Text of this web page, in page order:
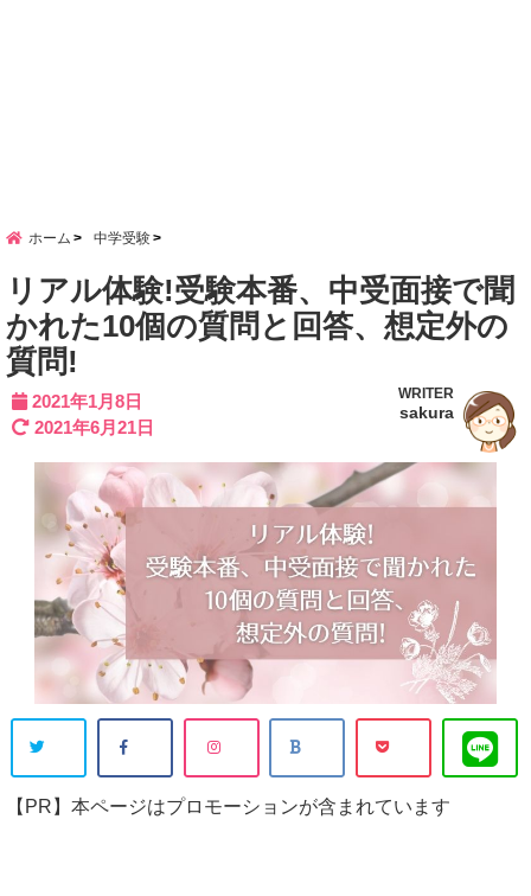
ホーム 中学受験
リアル体験!受験本番、中受面接で聞
かれた10個の質問と回答、想定外の
質問!
2021年1月8日
2021年6月21日
WRITER
sakura
【PR】本ページはプロモーションが含まれています